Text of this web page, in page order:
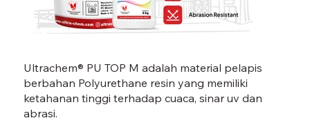
PU TOP M-09.jpg
Ultrachem® PU TOP M adalah material pelapis
berbahan Polyurethane resin yang memiliki
ketahanan tinggi terhadap cuaca, sinar uv dan
abrasi.